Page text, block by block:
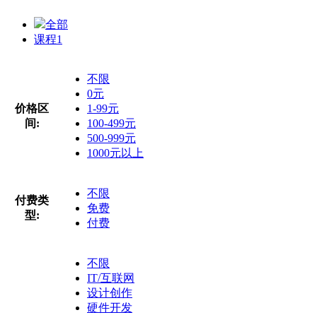
全部
课程1
价格区
间:
不限
0元
1-99元
100-499元
500-999元
1000元以上
付费类
型:
不限
免费
付费
不限
IT/互联网
设计创作
硬件开发